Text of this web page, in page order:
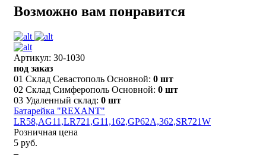
Возможно вам понравится
Артикул: 30-1030
под заказ
01 Склад Севастополь Основной: 0 шт
02 Склад Симферополь Основной: 0 шт
03 Удаленный склад: 0 шт
Батарейка "REXANT"
LR58,AG11,LR721,G11,162,GP62A,362,SR721W
Розничная цена
5 руб.
–